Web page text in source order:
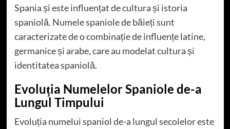
Spania și este influențat de cultura și istoria
spaniolă. Numele spaniole de băieți sunt
caracterizate de o combinație de influențe latine,
germanice și arabe, care au modelat cultura și
identitatea spaniolă.
Evoluția Numelelor Spaniole de-a
Lungul Timpului
Evoluția numelui spaniol de-a lungul secolelor este